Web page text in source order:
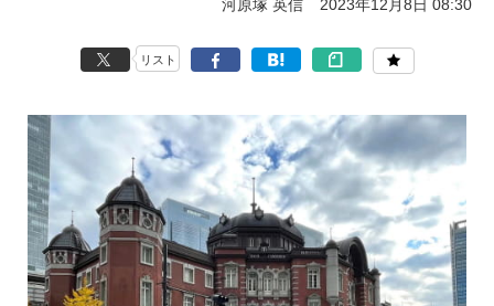
河原塚 英信 2023年12月8日 08:30
リスト